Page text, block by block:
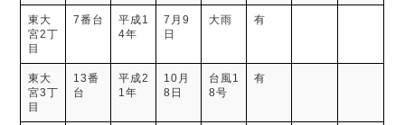
東大
宮2丁
目
7番台
平成1
4年
7月9
日
大雨 有
東大
宮3丁
目
13番
台
平成2
1年
10月
8日
台風1
8号
有